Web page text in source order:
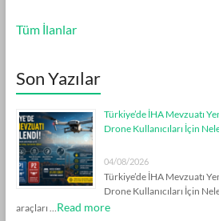
Tüm İlanlar
Son Yazılar
Türkiye’de İHA Mevzuatı
Drone Kullanıcıları İçin
04/08/2026
Türkiye’de İHA Mevzuatı
Drone Kullanıcıları İçin
araçları …Read more